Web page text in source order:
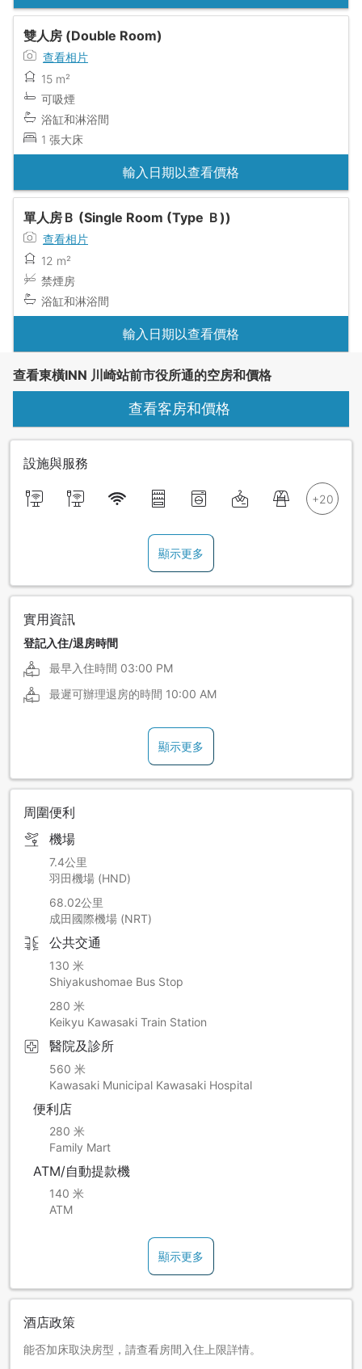
雙人房 (Double Room)
查看相片
15 m²
可吸煙
浴缸和淋浴間
1 張大床
輸入日期以查看價格
單人房Ｂ (Single Room (Type Ｂ))
查看相片
12 m²
禁煙房
浴缸和淋浴間
輸入日期以查看價格
查看東橫INN 川崎站前市役所通的空房和價格
查看客房和價格
設施與服務
顯示更多
實用資訊
登記入住/退房時間
最早入住時間 03:00 PM
最遲可辦理退房的時間 10:00 AM
顯示更多
周圍便利
機場
7.4公里
羽田機場 (HND)
68.02公里
成田國際機場 (NRT)
公共交通
130 米
Shiyakushomae Bus Stop
280 米
Keikyu Kawasaki Train Station
醫院及診所
560 米
Kawasaki Municipal Kawasaki Hospital
便利店
280 米
Family Mart
ATM/自動提款機
140 米
ATM
顯示更多
酒店政策
能否加床取決房型，請查看房間入住上限詳情。